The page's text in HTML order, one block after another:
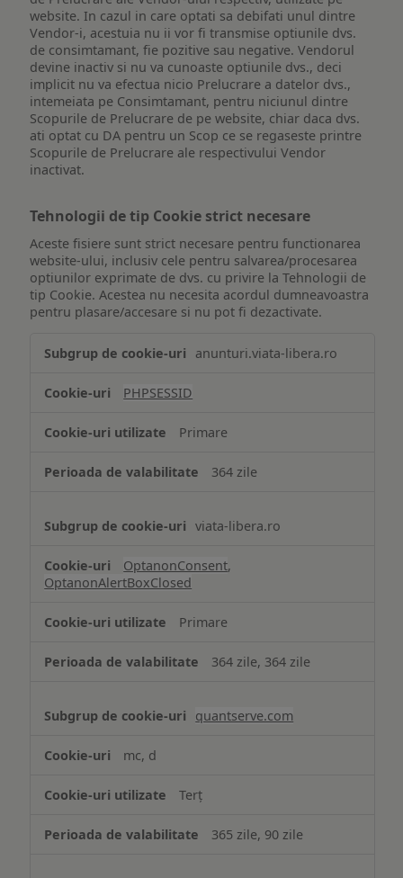
website. In cazul in care optati sa debifati unul dintre
Vendor-i, acestuia nu ii vor fi transmise optiunile dvs.
de consimtamant, fie pozitive sau negative. Vendorul
devine inactiv si nu va cunoaste optiunile dvs., deci
implicit nu va efectua nicio Prelucrare a datelor dvs.,
intemeiata pe Consimtamant, pentru niciunul dintre
Scopurile de Prelucrare de pe website, chiar daca dvs.
ati optat cu DA pentru un Scop ce se regaseste printre
Scopurile de Prelucrare ale respectivului Vendor
inactivat.
Tehnologii de tip Cookie strict necesare
Aceste fisiere sunt strict necesare pentru functionarea
website-ului, inclusiv cele pentru salvarea/procesarea
optiunilor exprimate de dvs. cu privire la Tehnologii de
tip Cookie. Acestea nu necesita acordul dumneavoastra
pentru plasare/accesare si nu pot fi dezactivate.
de
Cookie
necesare
anunturi.viata-libera.ro
PHPSESSID
Primare
364 zile
viata-libera.ro
OptanonConsent,
OptanonAlertBoxClosed
Primare
364 zile, 364 zile
quantserve.com
mc, d
Terț
365 zile, 90 zile